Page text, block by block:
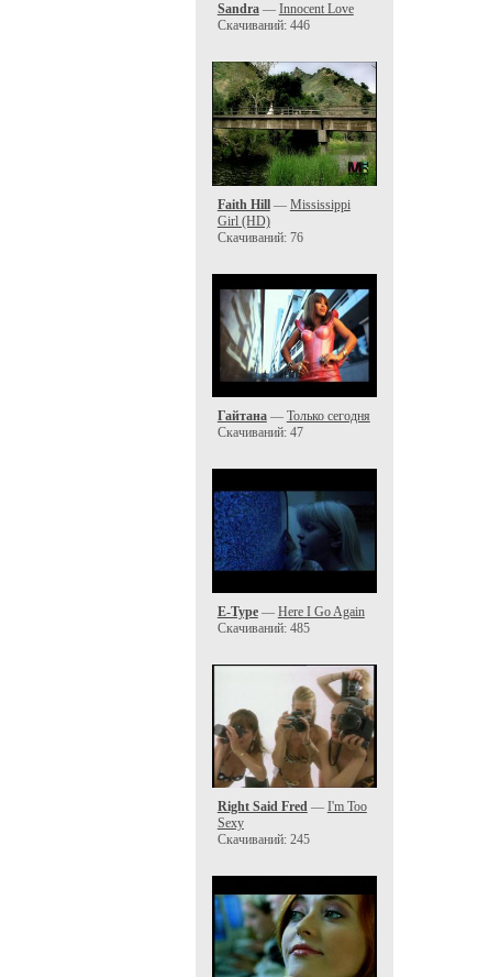
Sandra— Innocent Love
Скачиваний: 446
Faith Hill— Mississippi
Girl (HD)
Скачиваний: 76
Гайтана— Только сегодня
Скачиваний: 47
E-Type— Here I Go Again
Скачиваний: 485
Right Said Fred— I'm Too
Sexy
Скачиваний: 245